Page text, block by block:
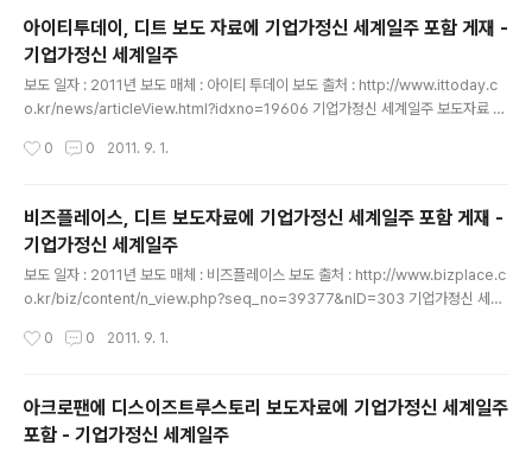
우선, 정정해야 할 사항이 몇 가지 있습니다. -청년CEO 1
00명이 아닌, 전체 인터뷰 대상자 숫자가 100여명입니다.
-기간은 1년이 아니라, 8개월입니다. -벤처기업협회가 후
원기관에서 빠져있습니다. -G20 청년기업가협회가 아닌,
G20 Young Entrepreneurs' Alliance 입니다. 보도
서, 오해의 여지가..
아이티투데이, 디트 보도 자료에 기업가정신 세계일주 포함 게재 -
기업가정신 세계일주
보도 일자 : 2011년 보도 매체 : 아이티 투데이 보도 출처 : http://www.ittoday.c
o.kr/news/articleView.html?idxno=19606 기업가정신 세계일주 보도자료 P
트, "소셜펀딩은 청년 위한 새로운 도전 창구" 2011년 05월 26일 (목) 김문기 기자
스이즈트루스토리(www.thisistruestory.co.kr, 이하 디트)’가 청년들의 아이디어
와 도전 정신을 십분 발휘할 수 있는 공간으로 주목 받고 있다고 26일 밝혔다. 더트
루컴퍼니의 ‘디스이즈트루스토리 사이트가 청년들의 아이디어와..
0 0 2011. 9. 1.
비즈플레이스, 디트 보도자료에 기업가정신 세계일주 포함 게재 -
기업가정신 세계일주
보도 일자 : 2011년 보도 매체 : 비즈플레이스 보도 출처 : http://www.bizplace.c
o.kr/biz/content/n_view.php?seq_no=39377&nID=303 기업가정신 세계
도자료에 기업가정신 세계일주 프로젝트 게재 아이디어 소셜 펀딩 사이트 ‘디스이즈
이즈트루스토리’가 패기 넘치는 청년들의 톡톡 튀는 아이디어와 도전 정신을 십분 발
휘할 수 있는 공간으로 주목 받고 있다. 더트루컴퍼니의 ‘디트’는 ‘청년들의 꿈과 희망
을 위해 떠나는 기업가정신 세계일주’와 ‘생각을 하게 만드는 영화 종이(pape..
0 0 2011. 9. 1.
아크로팬에 디스이즈트루스토리 보도자료에 기업가정신 세계일주
포함 - 기업가정신 세계일주